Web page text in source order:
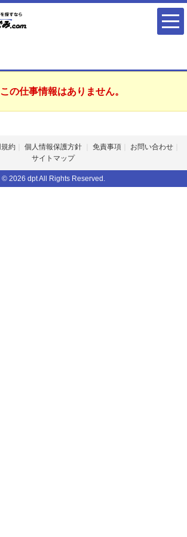
この仕事情報はありません。
約 個人情報保護方針 免責事項
お問い合わせ
サイトマップ
© 2026 dpt All Rights Reserved.